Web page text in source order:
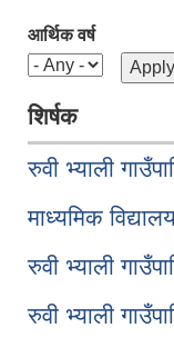
आर्थिक वर्ष
शिर्षक
रुवी भ्याली
माध्यमिक
रुवी भ्याली
रुवी भ्याली